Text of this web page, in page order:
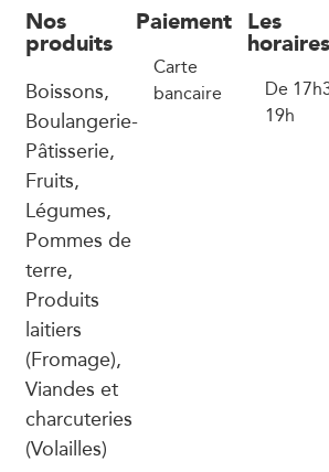
Nos
produits
Boissons,
Boulangerie-
Pâtisserie,
Fruits,
Légumes,
Pommes de
terre,
Produits
laitiers
(Fromage),
Viandes et
charcuteries
(Volailles)
Paiement
Carte
bancaire
Les
horaires
De
19h